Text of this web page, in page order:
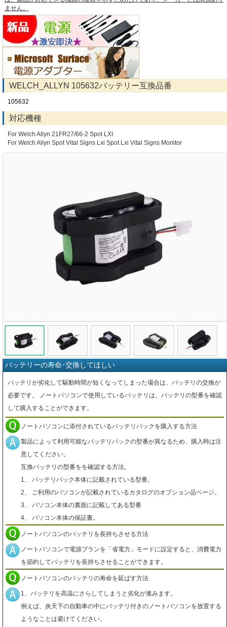
ません。
WELCH_ALLYN 105632バッテリー互換品番
105632
対応機種
For Welch Allyn 21FR27/66-2 Spot LXI
For Welch Allyn Spot Vital Signs Lxi Spot Lxi Vital Signs Monitor
バッテリーの寿命･交換してほしい
バッテリが劣化して駆動時間が短くなってしまった場合は、バッテリの交換が
必要です。 ノートパソコンで使用しているバッテリは、バッテリの型番を確認
して購入することができます。
ノートパソコンに添付されているバッテリパックを購入する方法
製品によって利用可能なバッテリパックの型番が異なるため、購入時は注
意してください。
互換バッテリの型番をを確認する方法。
1、 バッテリパック本体に記載されている型番。
2、 ご利用のパソコンが記載されているカタログのオプション品ページ。
3、 パソコン本体の裏面に記載してある型番
4、 パソコン本体の保証書。
ノートパソコンのバッテリを長持ちさせる方法
ノートパソコンで電源プランを「省電力」モードに設定すると、消費電力
を節約してバッテリを長持ちさせることができます。
ノートパソコンのバッテリの寿命を延ばす方法
1、バッテリを高温にさらしてしまうと劣化が進みます。
例えば、炎天下の自動車の中にバッテリ付きのノートパソコンを放置する
ようなことは避けてください。